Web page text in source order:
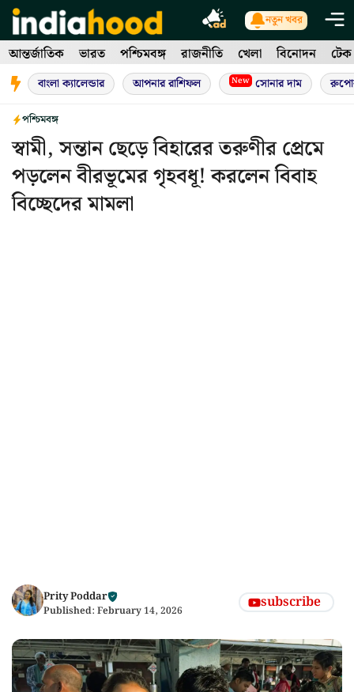
Skip
to
content
নতুন খবর
আন্তর্জাতিক ভারত পশ্চিমবঙ্গ রাজনীতি খেলা বিনোদন টেক
বাংলা ক্যালেন্ডার আপনার রাশিফল New সোনার দাম
পশ্চিমবঙ্গ
স্বামী, সন্তান ছেড়ে বিহারের তরুণীর প্রেমে
পড়লেন বীরভূমের গৃহবধূ! করলেন বিবাহ
বিচ্ছেদের মামলা
Prity Poddar
Published: February 14, 2026 subscribe